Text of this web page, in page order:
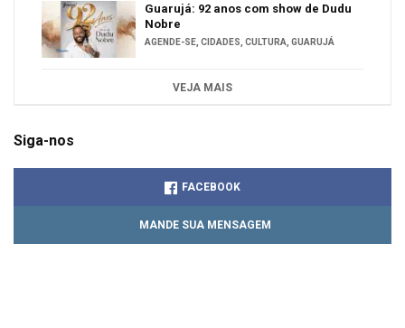
Guarujá: 92 anos com show de Dudu
Nobre
AGENDE-SE CIDADES CULTURA GUARUJÁ
VEJA MAIS
Siga-nos
FACEBOOK
MANDE SUA MENSAGEM